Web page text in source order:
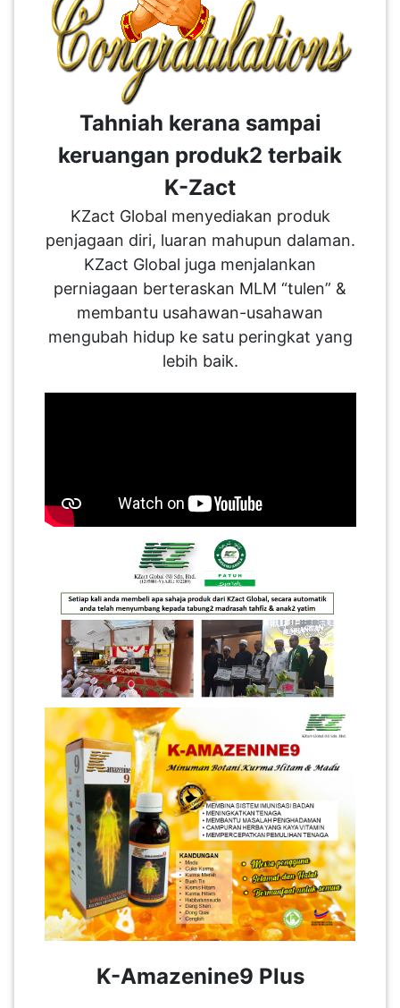
Tahniah kerana sampai
keruangan produk2 terbaik
K-Zact
KZact Global menyediakan produk
penjagaan diri, luaran mahupun dalaman.
KZact Global juga menjalankan
perniagaan berteraskan MLM “tulen” &
membantu usahawan-usahawan
mengubah hidup ke satu peringkat yang
lebih baik.
K-Amazenine9 Plus
PERNIAGAAN(41)
KENDERAAN(6)
ELEKTRONIK(5)
PERCUTIAN
PELANCONGAN(1)
RUMAH
PERIBADI(4)
SERVIS(17)
BENDA(1)
KEPERLUAN(16)
SELECT NEGERI
SELANGOR(37)
PAHANG(13)
KELANTAN(22)